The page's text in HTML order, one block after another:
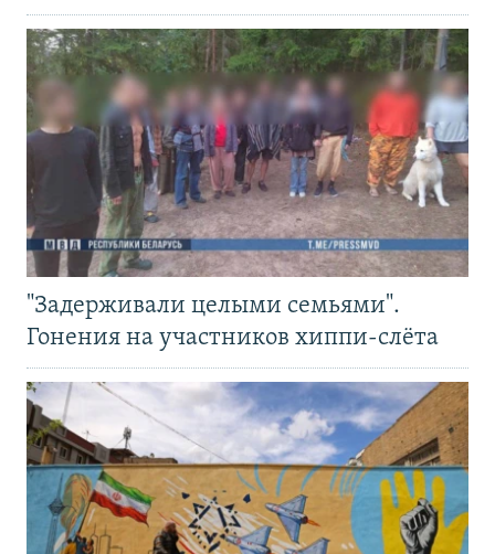
"Задерживали целыми семьями".
Гонения на участников хиппи-слёта